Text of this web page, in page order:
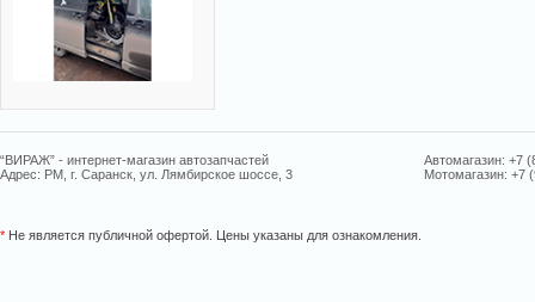
“ВИРАЖ” - интернет-магазин автозапчастей
Адрес: РМ, г. Саранск, ул. Лямбирское шоссе, 3
Автомагазин: +7
Мотомагазин: +7
* Не является публичной офертой. Цены указаны для ознакомления.